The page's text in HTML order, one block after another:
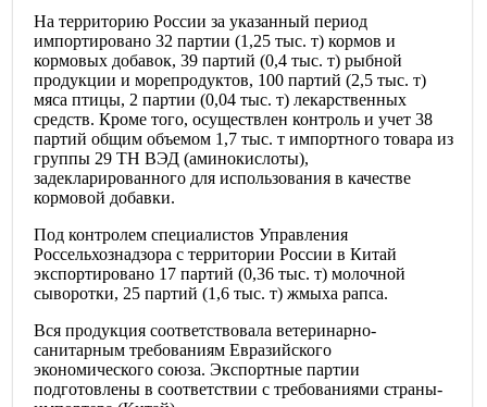
На территорию России за указанный период
импортировано 32 партии (1,25 тыс. т) кормов и
кормовых добавок, 39 партий (0,4 тыс. т) рыбной
продукции и морепродуктов, 100 партий (2,5 тыс. т)
мяса птицы, 2 партии (0,04 тыс. т) лекарственных
средств. Кроме того, осуществлен контроль и учет 38
партий общим объемом 1,7 тыс. т импортного товара из
группы 29 ТН ВЭД (аминокислоты),
задекларированного для использования в качестве
кормовой добавки.
Под контролем специалистов Управления
Россельхознадзора с территории России в Китай
экспортировано 17 партий (0,36 тыс. т) молочной
сыворотки, 25 партий (1,6 тыс. т) жмыха рапса.
Вся продукция соответствовала ветеринарно-
санитарным требованиям Евразийского
экономического союза. Экспортные партии
подготовлены в соответствии с требованиями страны-